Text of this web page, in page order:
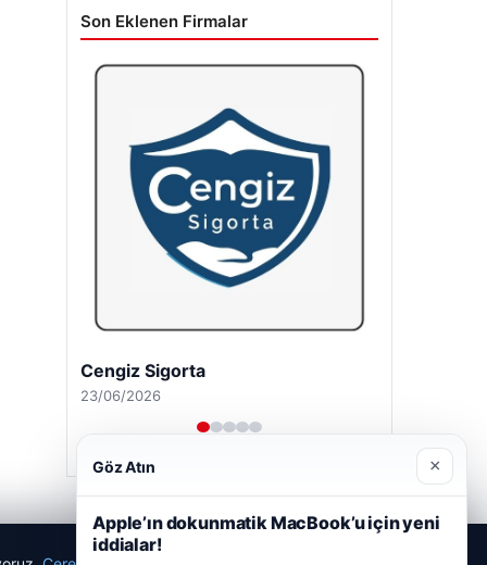
Son Eklenen Firmalar
Cengiz Sigorta
23/06/2026
Göz Atın ×
Apple’ın dokunmatik MacBook’u için yeni
iddialar!